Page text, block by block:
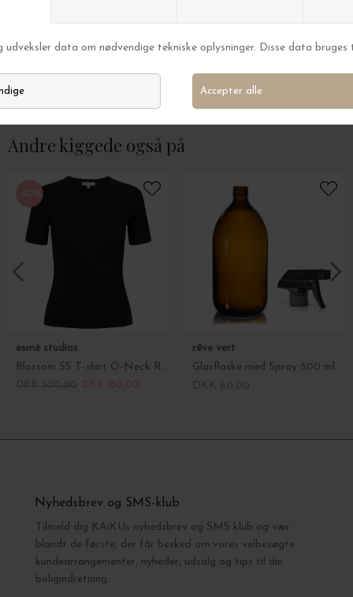
House Doctor
Stjerne Dust, Offwhite Ø:60
DKK 299,00
House Doctor
4 Julekugler Flos,
Andre kiggede også på
-40%
esmé studios
Blossom SS T-shirt O-Neck Rib
rêve vert
Glasflaske med Spray 500 ml.
Nyhedsbrev og SMS-klub
Tilmeld dig KAiKUs nyhedsbrev og SMS klub og vær
blandt de første, der får besked om vores velbesøgte
kundearrangementer, nyheder, udsalg og tips til din
boligindretning.